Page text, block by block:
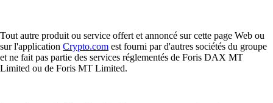
Tout autre produit ou service offert et annoncé sur cette page Web ou
sur l'application Crypto.com est fourni par d'autres sociétés du groupe
et ne fait pas partie des services réglementés de Foris DAX MT
Limited ou de Foris MT Limited.